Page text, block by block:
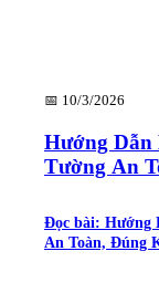
📅 10/3/2026
Hướng
Tường An
Đọc bài: Hướng
An Toàn, Đúng